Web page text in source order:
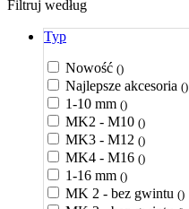
Filtruj według
Typ
Nowość ()
Najlepsze akcesoria ()
1-10 mm ()
MK2 - M10 ()
MK3 - M12 ()
MK4 - M16 ()
1-16 mm ()
MK 2 - bez gwintu ()